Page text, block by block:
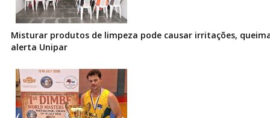
Misturar produtos de limpeza pode causar irritações,
alerta Unipar